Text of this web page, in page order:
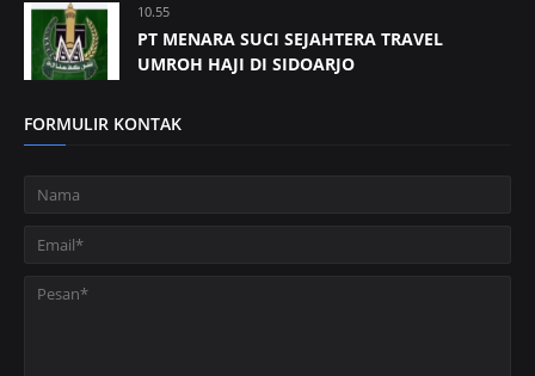
10.55
PT MENARA SUCI SEJAHTERA TRAVEL
UMROH HAJI DI SIDOARJO
FORMULIR KONTAK